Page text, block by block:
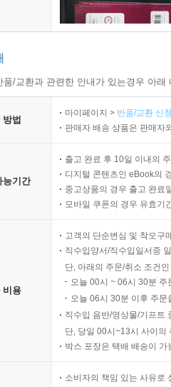
/교환과 관련한 안내가 있는경우 아
법
마이페이지 > 반품/교환 신
판매자 배송 상품은 판매자
능기간
출고 완료 후 10일 이내의
디지털 콘텐츠인 eBook의
중고상품의 경우 출고 완료
모바일 쿠폰의 경우 유효기
비용
고객의 단순변심 및 착오구
직수입양서/직수입일서중
단, 아래의 주문/취소 조건
오늘 00시 ~ 06시 30분
오늘 06시 30분 이후 주
직수입 음반/영상물/기프트
단, 당일 00시~13시 사이의
박스 포장은 택배 배송이
소비자의 책임 있는 사유로